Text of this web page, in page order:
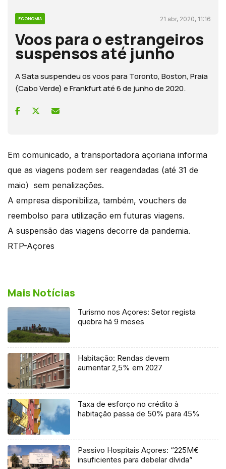
ECONOMIA 21 abr, 2020, 11:16
Voos para o estrangeiros
suspensos até junho
A Sata suspendeu os voos para Toronto, Boston, Praia
(Cabo Verde) e Frankfurt até 6 de junho de 2020.
Em comunicado, a transportadora açoriana informa
que as viagens podem ser reagendadas (até 31 de
maio) sem penalizações.
A empresa disponibiliza, também, vouchers de
reembolso para utilização em futuras viagens.
A suspensão das viagens decorre da pandemia.
RTP-Açores
Mais Notícias
Turismo nos Açores: Setor regista
quebra há 9 meses
Habitação: Rendas devem
aumentar 2,5% em 2027
Taxa de esforço no crédito à
habitação passa de 50% para 45%
Passivo Hospitais Açores: “225M€
insuficientes para debelar dívida”